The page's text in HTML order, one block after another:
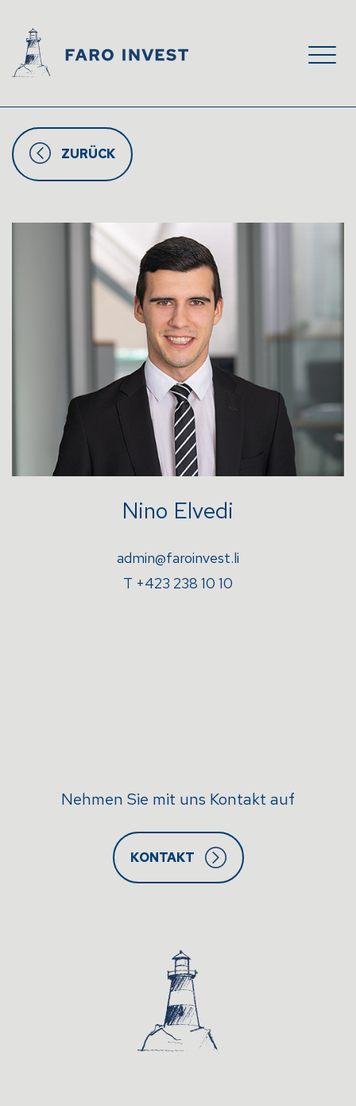
ZURÜCK
Nino Elvedi
admin@faroinvest.li
T +423 238 10 10
Nehmen Sie mit uns Kontakt auf
KONTAKT